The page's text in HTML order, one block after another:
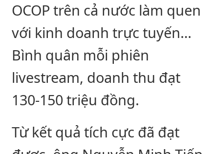
OCOP trên cả nước làm quen
với kinh doanh trực tuyến…
Bình quân mỗi phiên
livestream, doanh thu đạt
130-150 triệu đồng.
Từ kết quả tích cực đã đạt